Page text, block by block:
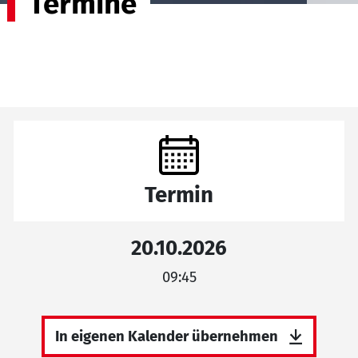
Termin
20.10.2026
09:45
In eigenen Kalender übernehmen